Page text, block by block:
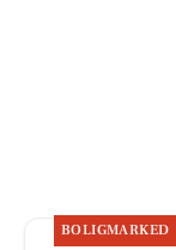
BOLIGMARKED